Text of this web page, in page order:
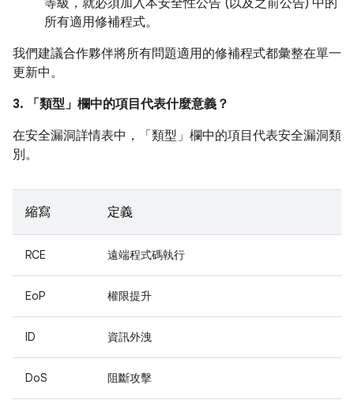
等級，就必須加入本安全性公告 (以及之前公告) 中的
所有適用修補程式。
我們建議合作夥伴將所有問題適用的修補程式都彙整在單一
更新中。
3. 「類型」 欄中的項目代表什麼意義？
在安全漏洞詳情表中，「類型」 欄中的項目代表安全漏洞類
別。
縮寫 定義
RCE 遠端程式碼執行
EoP 權限提升
ID 資訊外洩
DoS 阻斷攻擊